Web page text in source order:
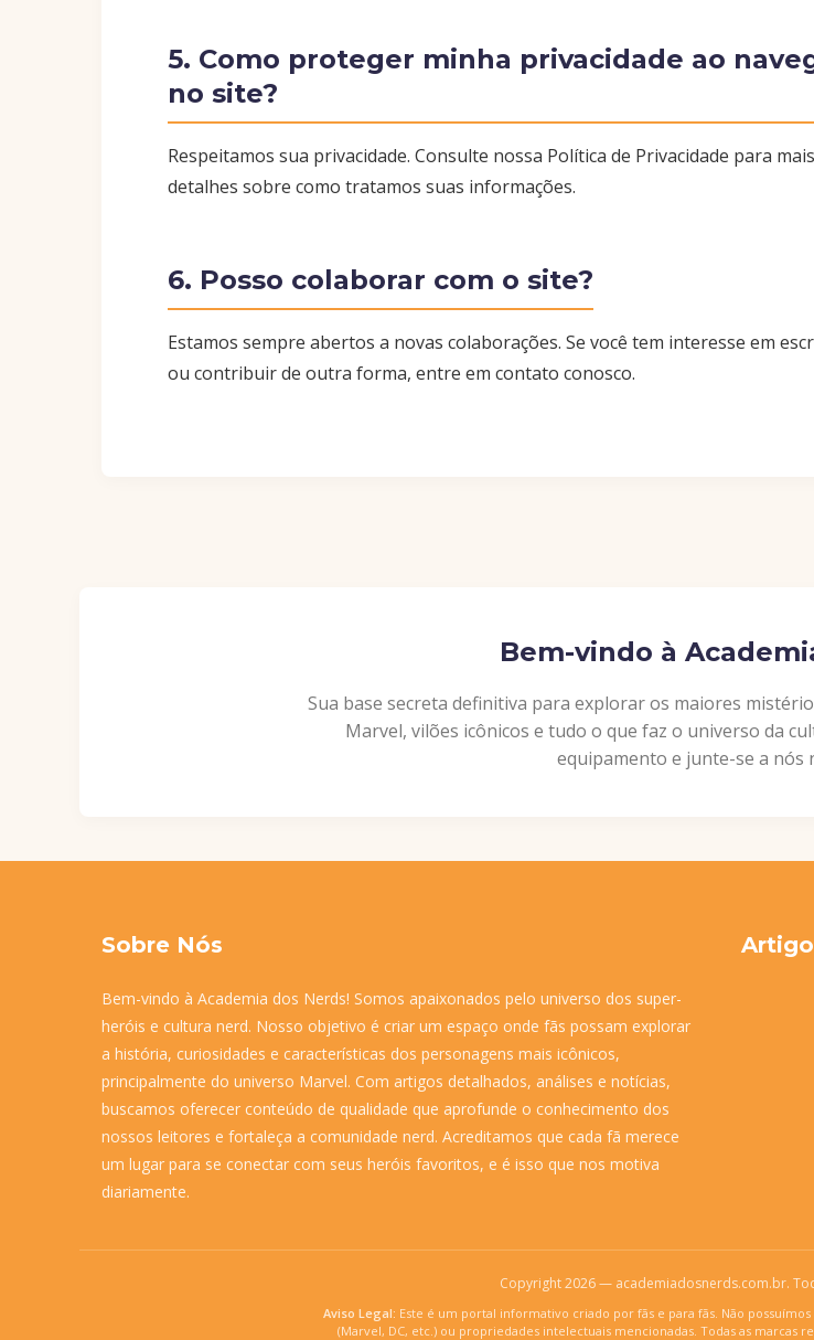
5. Como proteger minha privacidade ao
no site?
Respeitamos sua privacidade. Consulte nossa Política de Privacidade para mais
detalhes sobre como tratamos suas informações.
6. Posso colaborar com o site?
Estamos sempre abertos a novas colaborações. Se você tem interesse em
ou contribuir de outra forma, entre em contato conosco.
Bem-vindo à
Sua base secreta definitiva para explorar os maiores
Marvel, vilões icônicos e tudo o que faz o universo da
equipamento e junte-se a nós
Sobre Nós
Bem-vindo à Academia dos Nerds! Somos apaixonados pelo universo dos super-
heróis e cultura nerd. Nosso objetivo é criar um espaço onde fãs possam explorar
a história, curiosidades e características dos personagens mais icônicos,
principalmente do universo Marvel. Com artigos detalhados, análises e notícias,
buscamos oferecer conteúdo de qualidade que aprofunde o conhecimento dos
nossos leitores e fortaleça a comunidade nerd. Acreditamos que cada fã merece
um lugar para se conectar com seus heróis favoritos, e é isso que nos motiva
diariamente.
Copyright 2026 — academiadosnerds.com.br.
Aviso Legal: Este é um portal informativo criado por fãs e para fãs. Não
(Marvel, DC, etc.) ou propriedades intelectuais mencionadas. Todas as marcas